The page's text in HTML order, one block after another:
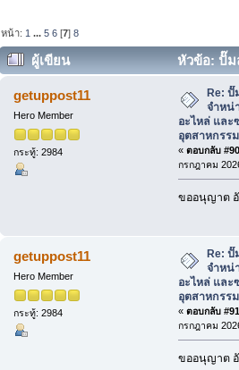
หน้า: 1 ...5 6 [7]8
ผู้เขียน
หัวข้อ: ปั๊ม
อะไหล่ และซ่อม www.ปั๊มลมอุตสาหกร
getuppost11
Hero Member
กระทู้: 2984
Re:
จำหน่
อะไหล่ และ
อุตสาหกรร
« ตอบกลับ
กรกฎาคม
ขออนุญาต
getuppost11
Hero Member
กระทู้: 2984
Re:
จำหน่
อะไหล่ และ
อุตสาหกรร
« ตอบกลับ
กรกฎาคม
ขออนุญาต